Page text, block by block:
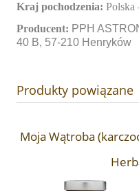
Kraj pochodzenia: Polska
Producent: PPH
40 B, 57-210 Henryków
Produkty powiązane
Moja Wątroba